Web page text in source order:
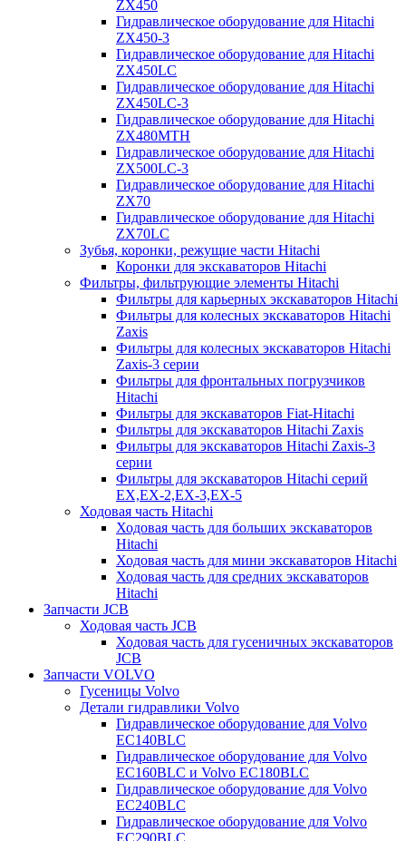
ZX450
Гидравлическое оборудование для Hitachi
ZX450-3
Гидравлическое оборудование для Hitachi
ZX450LC
Гидравлическое оборудование для Hitachi
ZX450LC-3
Гидравлическое оборудование для Hitachi
ZX480MTH
Гидравлическое оборудование для Hitachi
ZX500LC-3
Гидравлическое оборудование для Hitachi
ZX70
Гидравлическое оборудование для Hitachi
ZX70LC
Зубья, коронки, режущие части Hitachi
Коронки для экскаваторов Hitachi
Фильтры, фильтрующие элементы Hitachi
Фильтры для карьерных экскаваторов Hitachi
Фильтры для колесных экскаваторов Hitachi
Zaxis
Фильтры для колесных экскаваторов Hitachi
Zaxis-3 серии
Фильтры для фронтальных погрузчиков
Hitachi
Фильтры для экскаваторов Fiat-Hitachi
Фильтры для экскаваторов Hitachi Zaxis
Фильтры для экскаваторов Hitachi Zaxis-3
серии
Фильтры для экскаваторов Hitachi серий
EX,EX-2,EX-3,EX-5
Ходовая часть Hitachi
Ходовая часть для больших экскаваторов
Hitachi
Ходовая часть для мини экскаваторов Hitachi
Ходовая часть для средних экскаваторов
Hitachi
Запчасти JCB
Ходовая часть JCB
Ходовая часть для гусеничных экскаваторов
JCB
Запчасти VOLVO
Гусеницы Volvo
Детали гидравлики Volvo
Гидравлическое оборудование для Volvo
EC140BLC
Гидравлическое оборудование для Volvo
EC160BLC и Volvo EC180BLC
Гидравлическое оборудование для Volvo
EC240BLC
Гидравлическое оборудование для Volvo
EC290BLC